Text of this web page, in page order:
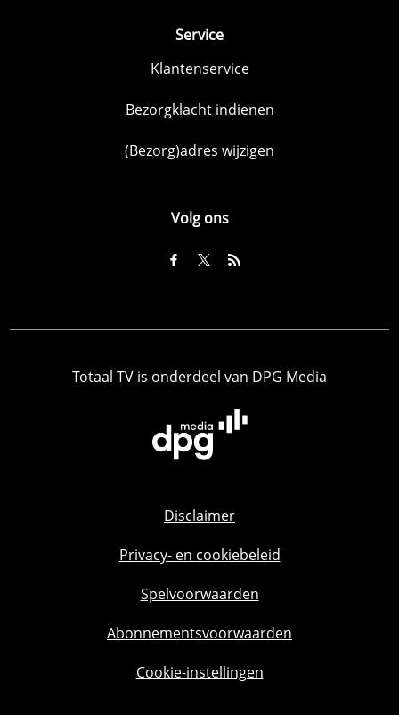
Service
Klantenservice
Bezorgklacht indienen
(Bezorg)adres wijzigen
Volg ons
Totaal TV is onderdeel van DPG Media
Disclaimer
Privacy- en cookiebeleid
Spelvoorwaarden
Abonnementsvoorwaarden
Cookie-instellingen